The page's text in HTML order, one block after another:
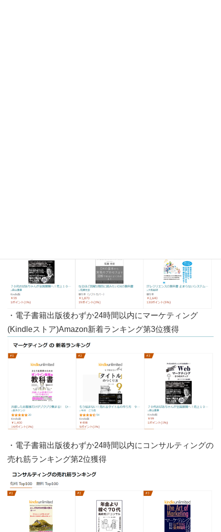
・電子書籍出版後わずか24時間以内にマーケティング
(Kindleストア)Amazon新着ランキング第3位獲得
・電子書籍出版後わずか24時間以内にコンサルティングの
売れ筋ランキング第2位獲得